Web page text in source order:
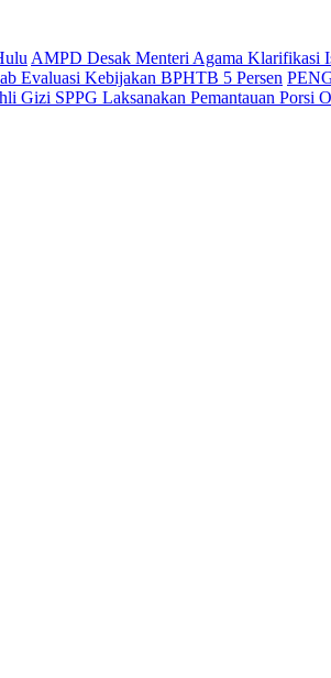
AMPD Desak Menteri Agama Klarifikasi
Evaluasi Kebijakan BPHTB 5 Persen
Gizi SPPG Laksanakan Pemantauan Porsi